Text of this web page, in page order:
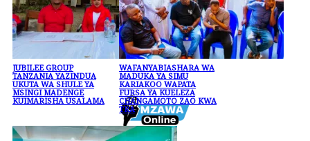
JUBILEE GROUP
TANZANIA YAZINDUA
UKUTA WA SHULE YA
MSINGI MADENGE
KUIMARISHA USALAMA
WAFANYABIASHARA WA
MADUKA YA SIMU
KARIAKOO WAPATA
FURSA YA KUELEZA
CHANGAMOTO ZAO KWA
TRA